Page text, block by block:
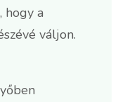
hogy a
váljon.